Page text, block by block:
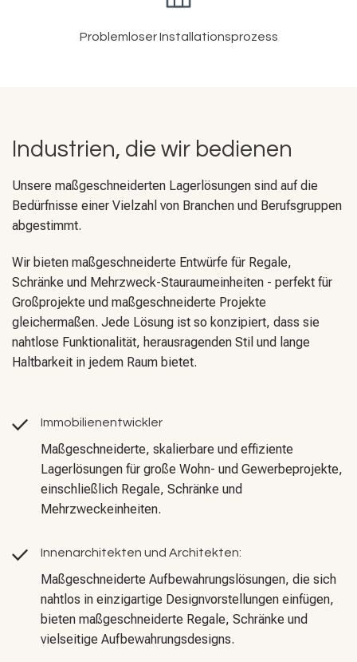
Problemloser Installationsprozess
Industrien, die wir bedienen
Unsere maßgeschneiderten Lagerlösungen sind auf die
Bedürfnisse einer Vielzahl von Branchen und Berufsgruppen
abgestimmt.
Wir bieten maßgeschneiderte Entwürfe für Regale,
Schränke und Mehrzweck-Stauraumeinheiten - perfekt für
Großprojekte und maßgeschneiderte Projekte
gleichermaßen. Jede Lösung ist so konzipiert, dass sie
nahtlose Funktionalität, herausragenden Stil und lange
Haltbarkeit in jedem Raum bietet.
Immobilienentwickler
Maßgeschneiderte, skalierbare und effiziente
Lagerlösungen für große Wohn- und Gewerbeprojekte,
einschließlich Regale, Schränke und
Mehrzweckeinheiten.
Innenarchitekten und Architekten:
Maßgeschneiderte Aufbewahrungslösungen, die sich
nahtlos in einzigartige Designvorstellungen einfügen,
bieten maßgeschneiderte Regale, Schränke und
vielseitige Aufbewahrungsdesigns.